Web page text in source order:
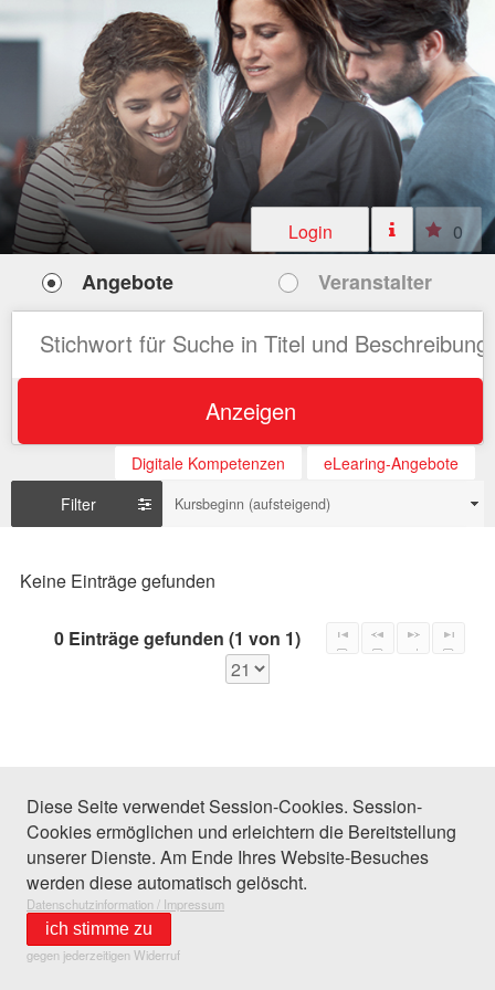
Login 0
Angebote Veranstalter
Anzeigen
Digitale Kompetenzen
eLearing-Angebote
Filter
Kursbeginn (aufsteigend)
Keine Einträge gefunden
0 Einträge gefunden (1 von 1)
Diese Seite verwendet Session-Cookies. Session-
Cookies ermöglichen und erleichtern die Bereitstellung
unserer Dienste. Am Ende Ihres Website-Besuches
werden diese automatisch gelöscht.
Datenschutzinformation / Impressum
ich stimme zu
gegen jederzeitigen Widerruf